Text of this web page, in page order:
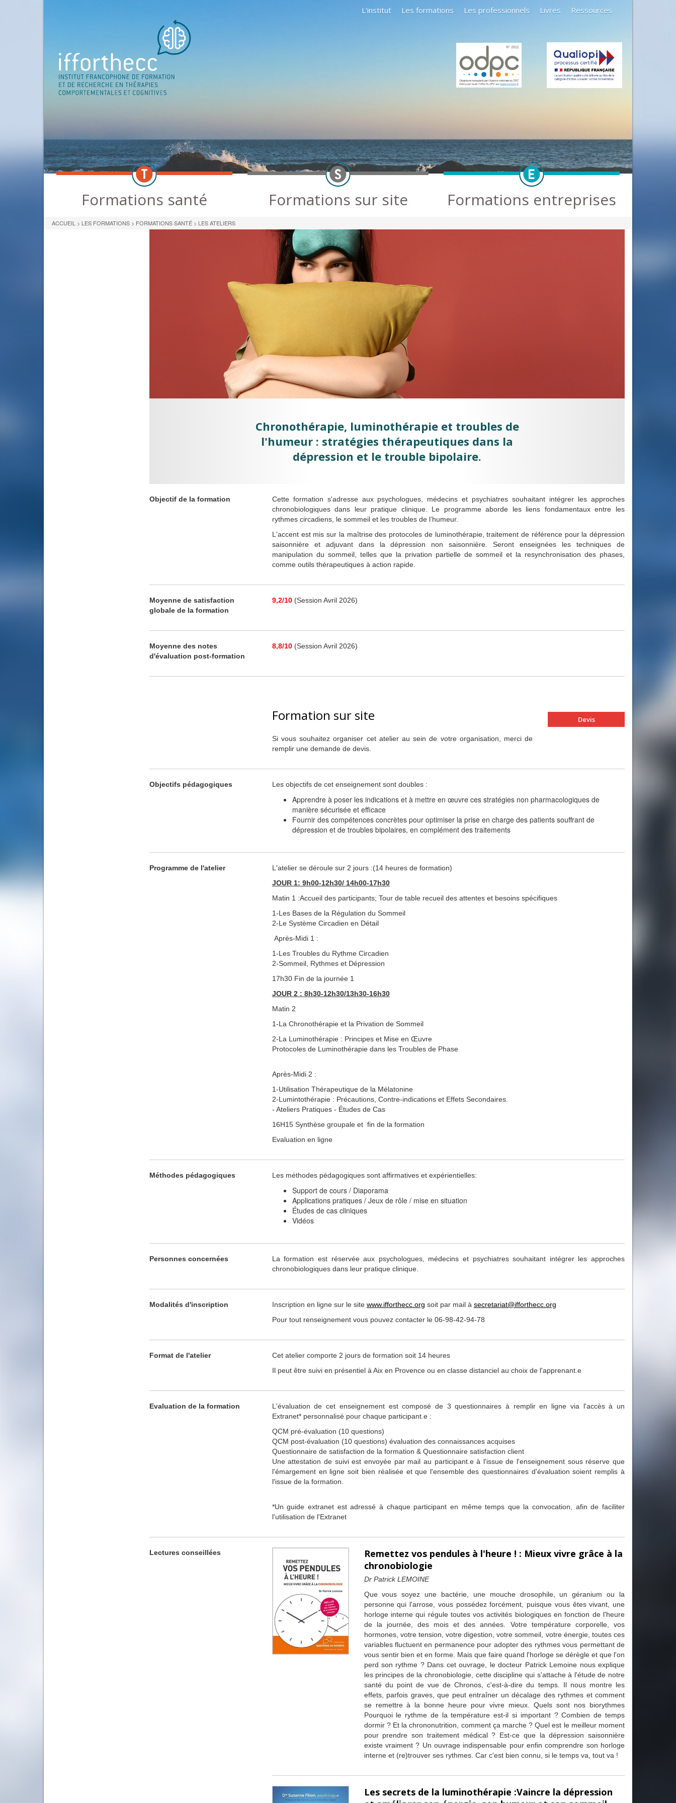
L'institut Les formations Les professionnels Livres Ressources
Formations santé Formations sur site Formations entreprises
ACCUEIL > LES FORMATIONS > FORMATIONS SANTÉ > LES ATELIERS
Chronothérapie, luminothérapie et troubles de
l'humeur : stratégies thérapeutiques dans la
dépression et le trouble bipolaire.
Objectif de la formation
Cette formation s'adresse aux psychologues, médecins et psychiatres souhaitant intégrer les approches
chronobiologiques dans leur pratique clinique. Le programme aborde les liens fondamentaux entre les
rythmes circadiens, le sommeil et les troubles de l’humeur.
L'accent est mis sur la maîtrise des protocoles de luminothérapie, traitement de référence pour la dépression
saisonnière et adjuvant dans la dépression non saisonnière. Seront enseignées les techniques de
manipulation du sommeil, telles que la privation partielle de sommeil et la resynchronisation des phases,
comme outils thérapeutiques à action rapide.
Moyenne de satisfaction
globale de la formation
9,2/10(Session Avril 2026)
Moyenne des notes
d'évaluation post-formation
8,8/10 (Session Avril 2026)
Formation sur site
Si vous souhaitez organiser cet atelier au sein de votre organisation, merci de
remplir une demande de devis.
Devis
Objectifs pédagogiques Les objectifs de cet enseignement sont doubles :
Apprendre à poser les indications et à mettre en œuvre ces stratégies non pharmacologiques de
manière sécurisée et efficace
Fournir des compétences concrètes pour optimiser la prise en charge des patients souffrant de
dépression et de troubles bipolaires, en complément des traitements
Programme de l'atelier
L'atelier se déroule sur 2 jours :(14 heures de formation)
JOUR 1: 9h00-12h30/ 14h00-17h30
Matin 1 :Accueil des participants; Tour de table recueil des attentes et besoins spécifiques
1-Les Bases de la Régulation du Sommeil
2-Le Système Circadien en Détail
Après-Midi 1 :
1-Les Troubles du Rythme Circadien
2-Sommeil, Rythmes et Dépression
17h30 Fin de la journée 1
JOUR 2 : 8h30-12h30/13h30-16h30
Matin 2
1-La Chronothérapie et la Privation de Sommeil
2-La Luminothérapie : Principes et Mise en Œuvre
Protocoles de Luminothérapie dans les Troubles de Phase
Après-Midi 2 :
1-Utilisation Thérapeutique de la Mélatonine
2-Lumintothérapie : Précautions, Contre-indications et Effets Secondaires.
- Ateliers Pratiques - Études de Cas
16H15 Synthèse groupale et fin de la formation
Evaluation en ligne
Méthodes pédagogiques Les méthodes pédagogiques sont affirmatives et expérientielles:
Support de cours / Diaporama
Applications pratiques / Jeux de rôle / mise en situation
Études de cas cliniques
Vidéos
Personnes concernées
La formation est réservée aux psychologues, médecins et psychiatres souhaitant intégrer les approches
chronobiologiques dans leur pratique clinique.
Modalités d'inscription Inscription en ligne sur le site www.ifforthecc.org soit par mail à secretariat@ifforthecc.org
Pour tout renseignement vous pouvez contacter le 06-98-42-94-78
Format de l'atelier
Cet atelier comporte 2 jours de formation soit 14 heures
Il peut être suivi en présentiel à Aix en Provence ou en classe distanciel au choix de l'apprenant.e
Evaluation de la formation
L'évaluation de cet enseignement est composé de 3 questionnaires à remplir en ligne via l'accès à un
Extranet* personnalisé pour chaque participant.e :
QCM pré-évaluation (10 questions)
QCM post-évaluation (10 questions) évaluation des connaissances acquises
Questionnaire de satisfaction de la formation & Questionnaire satisfaction client
Une attestation de suivi est envoyée par mail au participant.e à l'issue de l'enseignement sous réserve que
l'émargement en ligne soit bien réalisée et que l'ensemble des questionnaires d'évaluation soient remplis à
l'issue de la formation.
*Un guide extranet est adressé à chaque participant en même temps que la convocation, afin de faciliter
l'utilisation de l'Extranet
Lectures conseillées
Remettez vos pendules à l'heure ! : Mieux vivre grâce à la
chronobiologie
Dr Patrick LEMOINE
Que vous soyez une bactérie, une mouche drosophile, un géranium ou la
personne qui l'arrose, vous possédez forcément, puisque vous êtes vivant, une
horloge interne qui régule toutes vos activités biologiques en fonction de l'heure
de la journée, des mois et des années. Votre température corporelle, vos
hormones, votre tension, votre digestion, votre sommeil, votre énergie, toutes ces
variables fluctuent en permanence pour adopter des rythmes vous permettant de
vous sentir bien et en forme. Mais que faire quand l'horloge se dérègle et que l'on
perd son rythme ? Dans cet ouvrage, le docteur Patrick Lemoine nous explique
les principes de la chronobiologie, cette discipline qui s'attache à l'étude de notre
santé du point de vue de Chronos, c'est-à-dire du temps. Il nous montre les
effets, parfois graves, que peut entraîner un décalage des rythmes et comment
se remettre à la bonne heure pour vivre mieux. Quels sont nos biorythmes
Pourquoi le rythme de la température est-il si important ? Combien de temps
dormir ? Et la chrononutrition, comment ça marche ? Quel est le meilleur moment
pour prendre son traitement médical ? Est-ce que la dépression saisonnière
existe vraiment ? Un ouvrage indispensable pour enfin comprendre son horloge
interne et (re)trouver ses rythmes. Car c'est bien connu, si le temps va, tout va !
Les secrets de la luminothérapie :Vaincre la dépression